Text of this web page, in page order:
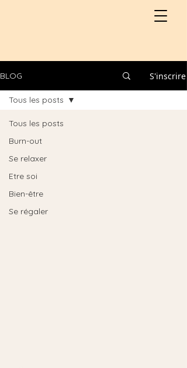
BLOG S'inscrire
Tous les posts
Burn-out
Se relaxer
Etre soi
Bien-être
Se régaler
Tous les posts